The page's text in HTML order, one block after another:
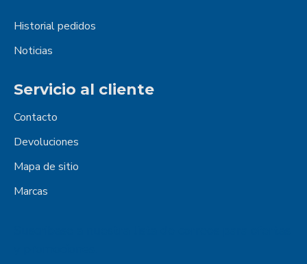
Historial pedidos
Noticias
Servicio al cliente
Contacto
Devoluciones
Mapa de sitio
Marcas